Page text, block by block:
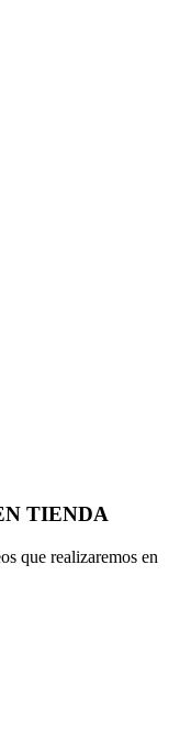
TIENDA
que realizaremos en